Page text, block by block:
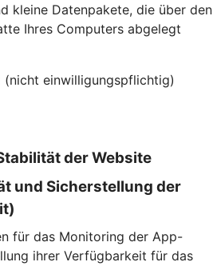
kleine Datenpakete, die über den
Ihres Computers abgelegt
(nicht einwilligungspflichtig)
der Website
und Sicherstellung der
für das Monitoring der App-
ihrer Verfügbarkeit für das